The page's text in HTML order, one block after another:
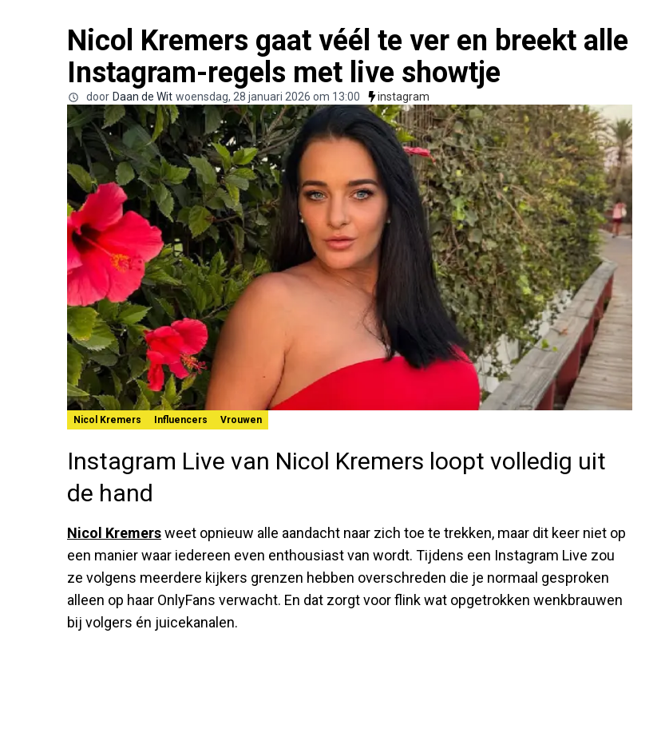
Nicol Kremers gaat véél te ver en breekt alle
Instagram-regels met live showtje
door Daan de Wit woensdag, 28 januari 2026 om 13:00 instagram
Nicol Kremers Influencers Vrouwen
Instagram Live van Nicol Kremers loopt volledig uit
de hand
Nicol Kremersweet opnieuw alle aandacht naar zich toe te trekken, maar dit keer niet op
een manier waar iedereen even enthousiast van wordt. Tijdens een Instagram Live zou
ze volgens meerdere kijkers grenzen hebben overschreden die je normaal gesproken
alleen op haar OnlyFans verwacht. En dat zorgt voor flink wat opgetrokken wenkbrauwen
bij volgers én juicekanalen.